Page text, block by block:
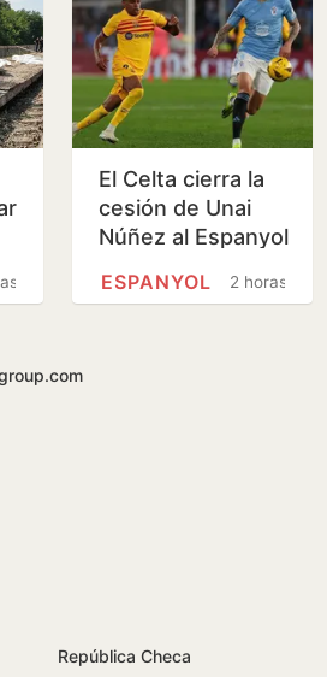
El Celta cierra la
cesión de Unai
Núñez al Espanyol
2 horas
ESPANYOL
República Checa